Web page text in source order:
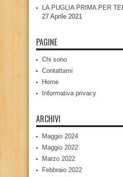
LA PUGLIA PRIMA PER
27 Aprile 2021
PAGINE
Chi sono
Contattami
Home
Informativa privacy
ARCHIVI
Maggio 2024
Maggio 2022
Marzo 2022
Febbraio 2022